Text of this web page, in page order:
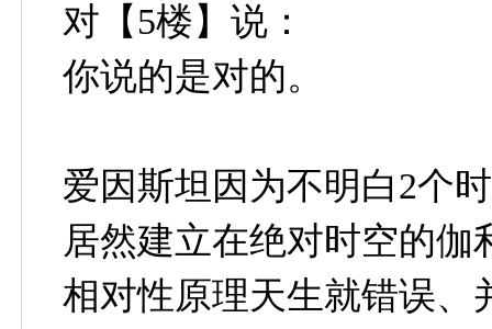
对【5楼】说：
你说的是对的。
爱因斯坦因为不明白2个
居然建立在绝对时空的
相对性原理天生就错误、